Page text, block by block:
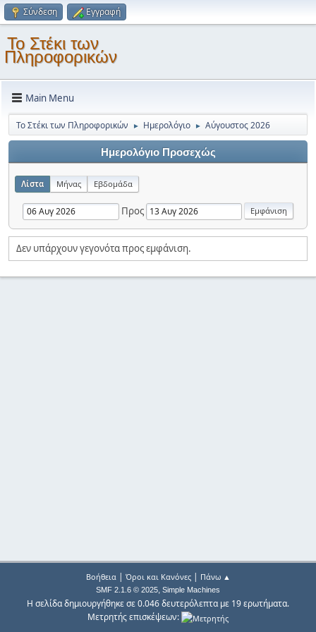
Σύνδεση Εγγραφή
Το Στέκι των
Πληροφορικών
Main Menu
Το Στέκι των Πληροφορικών ► Ημερολόγιο ► Αύγουστος 2026
Ημερολόγιο Προσεχώς
Λίστα Μήνας Εβδομάδα
Προς
Δεν υπάρχουν γεγονότα προς εμφάνιση.
Βοήθεια| Όροι και Κανόνες| Πάνω ▲
SMF 2.1.6 © 2025, Simple Machines
Η σελίδα δημιουργήθηκε σε 0.046 δευτερόλεπτα με 19 ερωτήματα.
Μετρητής επισκέψεων: